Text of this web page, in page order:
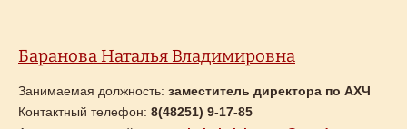
Баранова Наталья Владимировна
Занимаемая должность: заместитель директора по АХЧ
Контактный телефон: 8(48251) 9-17-85